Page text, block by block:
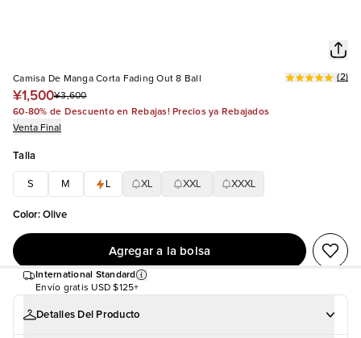
Camisa De Manga Corta Fading Out 8 Ball
¥1,500¥3,600
(2)
60-80% de Descuento en Rebajas! Precios ya Rebajados
Venta Final
Talla
S M XL XXL XXXL
Color:Olive
Agregar a la bolsa
International Standard
Envío gratis USD $125+
Detalles Del Producto